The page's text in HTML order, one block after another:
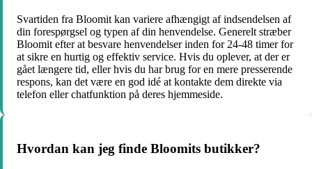
Svartiden fra Bloomit kan variere afhængigt af indsendelsen af
din forespørgsel og typen af din henvendelse. Generelt stræber
Bloomit efter at besvare henvendelser inden for 24-48 timer for
at sikre en hurtig og effektiv service. Hvis du oplever, at der er
gået længere tid, eller hvis du har brug for en mere presserende
respons, kan det være en god idé at kontakte dem direkte via
telefon eller chatfunktion på deres hjemmeside.
Hvordan kan jeg finde Bloomits butikker?